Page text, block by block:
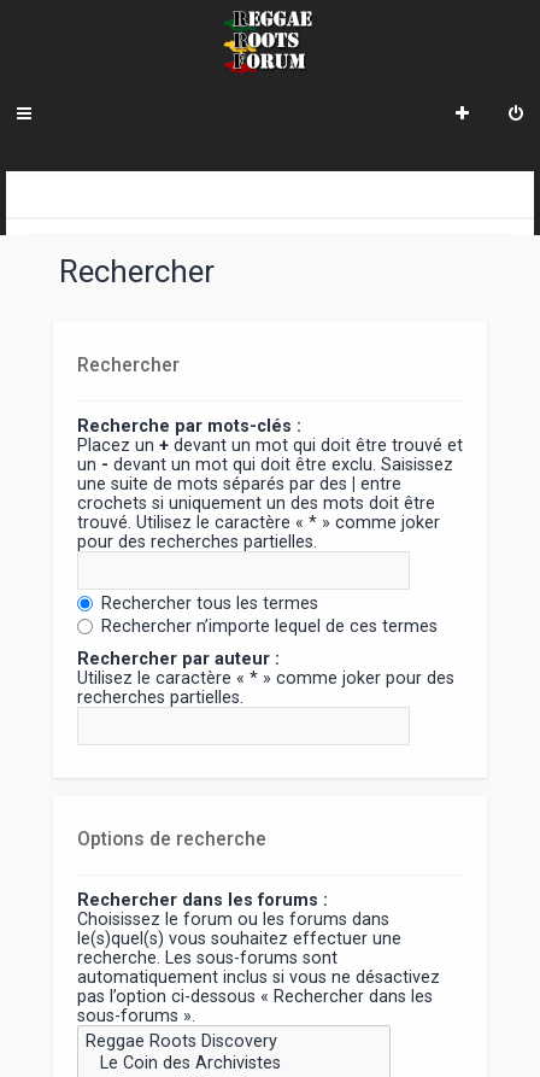
Rechercher
Rechercher
Recherche par mots-clés :
Placez un +devant un mot qui doit être trouvé et
un - devant un mot qui doit être exclu. Saisissez
une suite de mots séparés par des | entre
crochets si uniquement un des mots doit être
trouvé. Utilisez le caractère « * » comme joker
pour des recherches partielles.
Rechercher tous les termes
Rechercher n’importe lequel de ces termes
Rechercher par auteur :
Utilisez le caractère « * » comme joker pour des
recherches partielles.
Options de recherche
Rechercher dans les forums :
Choisissez le forum ou les forums dans
le(s)quel(s) vous souhaitez effectuer une
recherche. Les sous-forums sont
automatiquement inclus si vous ne désactivez
pas l’option ci-dessous « Rechercher dans les
sous-forums ».